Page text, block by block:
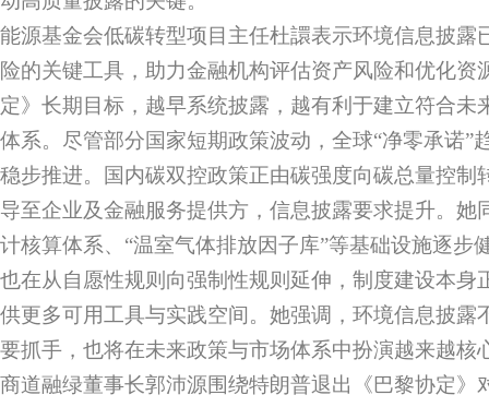
能源基金会低碳转型项目主任杜譞表示环境信息披露
险的关键工具，助力金融机构评估资产风险和优化资
定》长期目标，越早系统披露，越有利于建立符合未
体系。尽管部分国家短期政策波动，全球“净零承诺”
稳步推进。国内碳双控政策正由碳强度向碳总量控制
导至企业及金融服务提供方，信息披露要求提升。她
计核算体系、“温室气体排放因子库”等基础设施逐步
也在从自愿性规则向强制性规则延伸，制度建设本身
供更多可用工具与实践空间。她强调，环境信息披露
要抓手，也将在未来政策与市场体系中扮演越来越核
商道融绿董事长郭沛源围绕特朗普退出《巴黎协定》